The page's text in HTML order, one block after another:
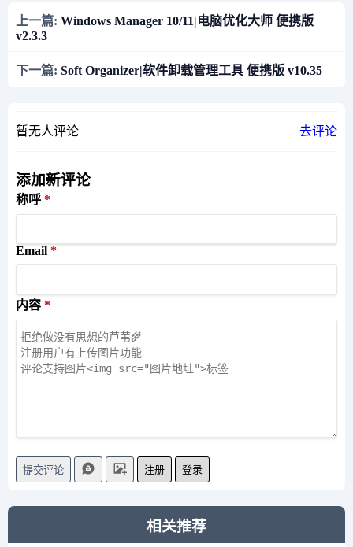
上一篇: Windows Manager 10/11|电脑优化大师 便携版
v2.3.3
下一篇: Soft Organizer|软件卸载管理工具 便携版 v10.35
暂无人评论 去评论
添加新评论
称呼
Email
内容
提交评论 注册 登录
相关推荐